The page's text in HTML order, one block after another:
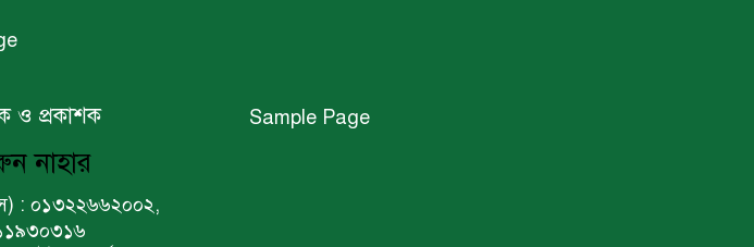
ও প্রকাশক
নাহার
: ০১৩২২৬৬২০০২,
Sample Page